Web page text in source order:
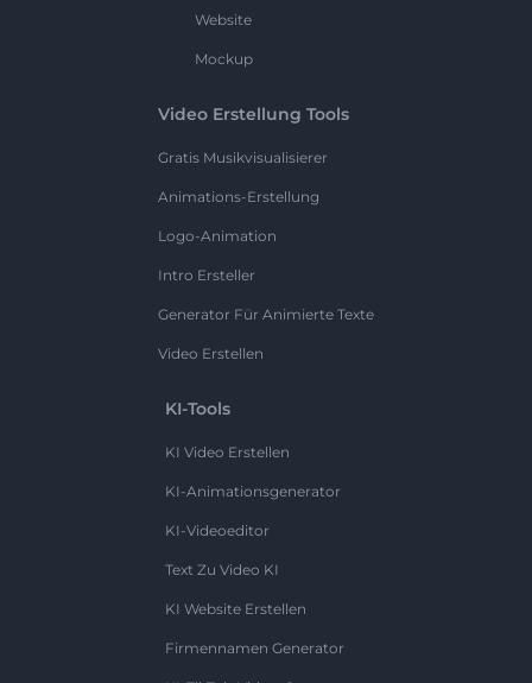
Website
Mockup
Video Erstellung Tools
Gratis Musikvisualisierer
Animations-Erstellung
Logo-Animation
Intro Ersteller
Generator Für Animierte Texte
Video Erstellen
KI-Tools
KI Video Erstellen
KI-Animationsgenerator
KI-Videoeditor
Text Zu Video KI
KI Website Erstellen
Firmennamen Generator